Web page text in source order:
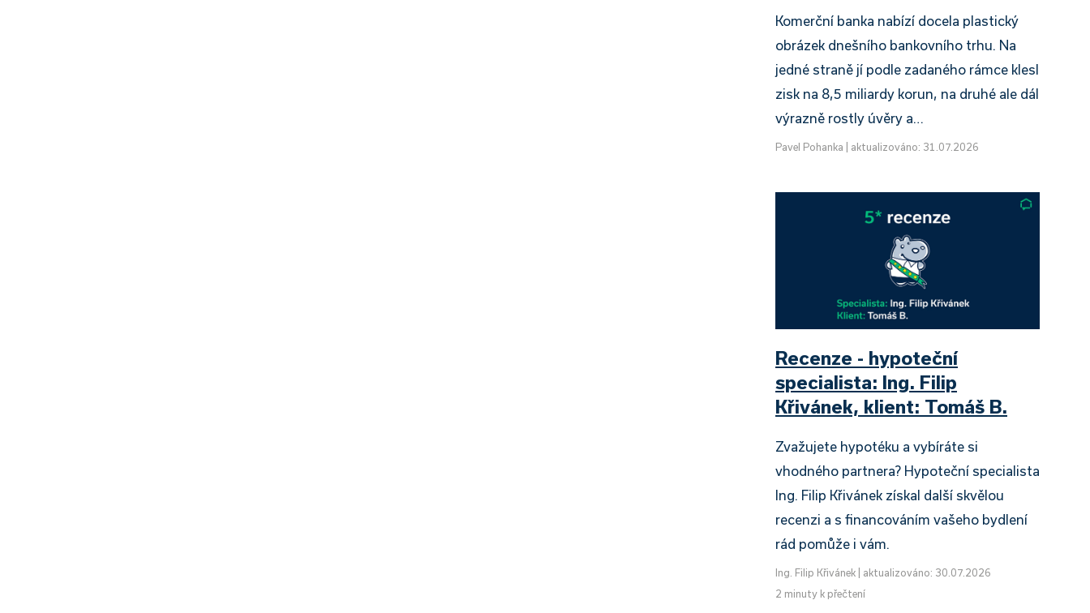
Komerční banka nabízí docela plastický
obrázek dnešního bankovního trhu. Na
jedné straně jí podle zadaného rámce klesl
zisk na 8,5 miliardy korun, na druhé ale dál
výrazně rostly úvěry a…
Pavel Pohanka aktualizováno: 31.07.2026
Recenze - hypoteční
specialista: Ing. Filip
Křivánek, klient: Tomáš B.
Zvažujete hypotéku a vybíráte si
vhodného partnera? Hypoteční specialista
Ing. Filip Křivánek získal další skvělou
recenzi a s financováním vašeho bydlení
rád pomůže i vám.
Ing. Filip Křivánek
aktualizováno: 30.07.2026
2 minuty k přečtení